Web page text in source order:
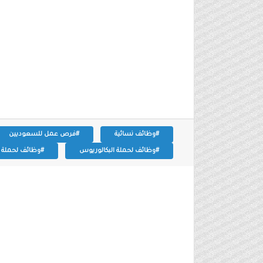
#وظائف نسائية #فرص عمل للسعوديين
#وظائف لحملة البكالوريوس #وظائف لحملة